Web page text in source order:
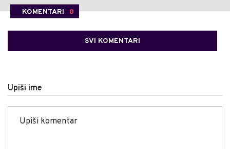
KOMENTARI 0
SVI KOMENTARI
Upiši ime